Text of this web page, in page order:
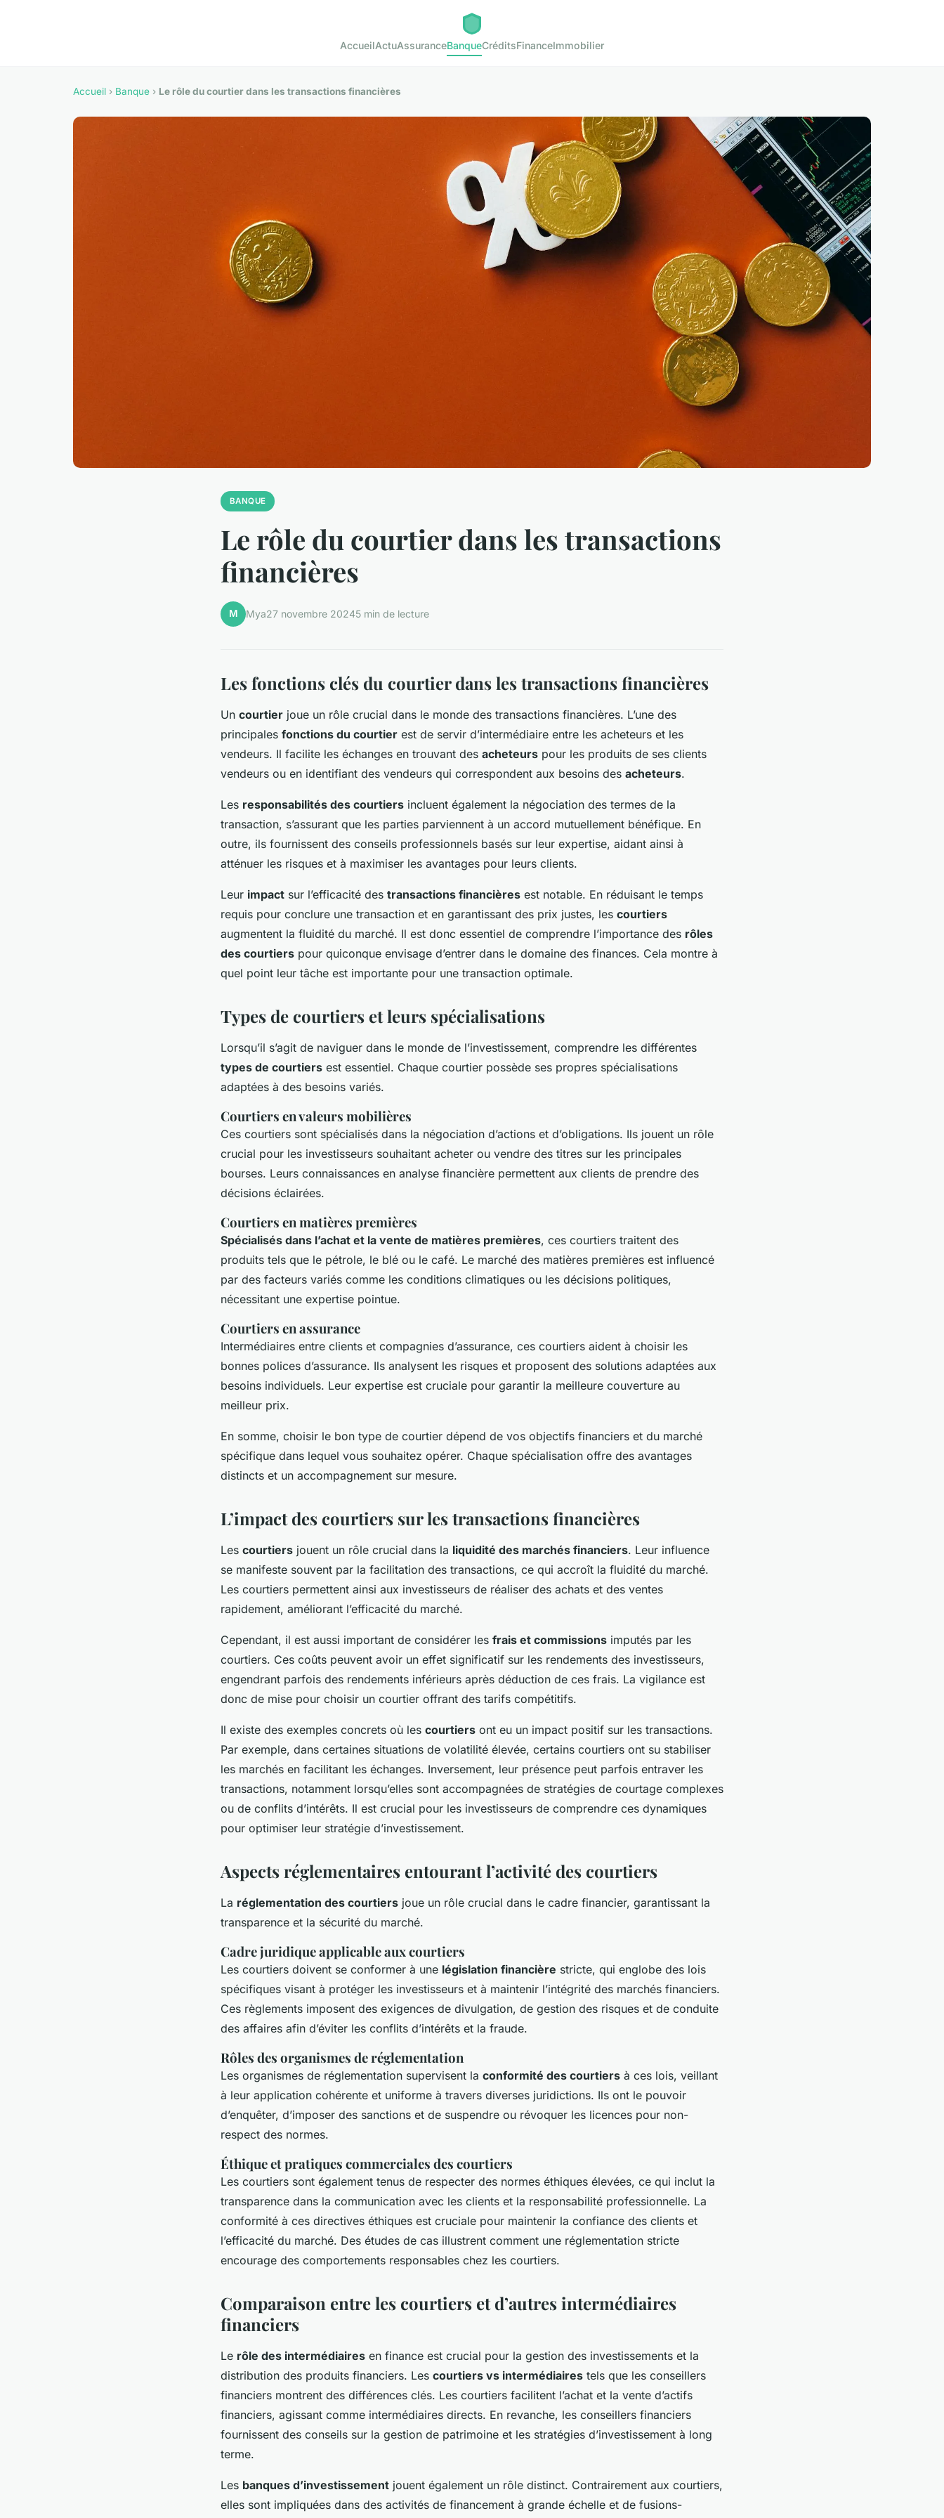
AccueilActuAssuranceBanqueCréditsFinanceImmobilier
Accueil › Banque › Le rôle du courtier dans les transactions financières
BANQUE
Le rôle du courtier dans les transactions
financières
M Mya27 novembre 20245 min de lecture
Les fonctions clés du courtier dans les transactions financières
Un courtier joue un rôle crucial dans le monde des transactions financières. L’une des
principales fonctions du courtier est de servir d’intermédiaire entre les acheteurs et les
vendeurs. Il facilite les échanges en trouvant des acheteurs pour les produits de ses clients
vendeurs ou en identifiant des vendeurs qui correspondent aux besoins des acheteurs.
Les responsabilités des courtiers incluent également la négociation des termes de la
transaction, s’assurant que les parties parviennent à un accord mutuellement bénéfique. En
outre, ils fournissent des conseils professionnels basés sur leur expertise, aidant ainsi à
atténuer les risques et à maximiser les avantages pour leurs clients.
Leur impact sur l’efficacité des transactions financières est notable. En réduisant le temps
requis pour conclure une transaction et en garantissant des prix justes, les courtiers
augmentent la fluidité du marché. Il est donc essentiel de comprendre l’importance des rôles
des courtiers pour quiconque envisage d’entrer dans le domaine des finances. Cela montre à
quel point leur tâche est importante pour une transaction optimale.
Types de courtiers et leurs spécialisations
Lorsqu’il s’agit de naviguer dans le monde de l’investissement, comprendre les différentes
types de courtiers est essentiel. Chaque courtier possède ses propres spécialisations
adaptées à des besoins variés.
Courtiers en valeurs mobilières
Ces courtiers sont spécialisés dans la négociation d’actions et d’obligations. Ils jouent un rôle
crucial pour les investisseurs souhaitant acheter ou vendre des titres sur les principales
bourses. Leurs connaissances en analyse financière permettent aux clients de prendre des
décisions éclairées.
Courtiers en matières premières
Spécialisés dans l’achat et la vente de matières premières, ces courtiers traitent des
produits tels que le pétrole, le blé ou le café. Le marché des matières premières est influencé
par des facteurs variés comme les conditions climatiques ou les décisions politiques,
nécessitant une expertise pointue.
Courtiers en assurance
Intermédiaires entre clients et compagnies d’assurance, ces courtiers aident à choisir les
bonnes polices d’assurance. Ils analysent les risques et proposent des solutions adaptées aux
besoins individuels. Leur expertise est cruciale pour garantir la meilleure couverture au
meilleur prix.
En somme, choisir le bon type de courtier dépend de vos objectifs financiers et du marché
spécifique dans lequel vous souhaitez opérer. Chaque spécialisation offre des avantages
distincts et un accompagnement sur mesure.
L’impact des courtiers sur les transactions financières
Les courtiers jouent un rôle crucial dans la liquidité des marchés financiers. Leur influence
se manifeste souvent par la facilitation des transactions, ce qui accroît la fluidité du marché.
Les courtiers permettent ainsi aux investisseurs de réaliser des achats et des ventes
rapidement, améliorant l’efficacité du marché.
Cependant, il est aussi important de considérer les frais et commissions imputés par les
courtiers. Ces coûts peuvent avoir un effet significatif sur les rendements des investisseurs,
engendrant parfois des rendements inférieurs après déduction de ces frais. La vigilance est
donc de mise pour choisir un courtier offrant des tarifs compétitifs.
Il existe des exemples concrets où les courtiers ont eu un impact positif sur les transactions.
Par exemple, dans certaines situations de volatilité élevée, certains courtiers ont su stabiliser
les marchés en facilitant les échanges. Inversement, leur présence peut parfois entraver les
transactions, notamment lorsqu’elles sont accompagnées de stratégies de courtage complexes
ou de conflits d’intérêts. Il est crucial pour les investisseurs de comprendre ces dynamiques
pour optimiser leur stratégie d’investissement.
Aspects réglementaires entourant l’activité des courtiers
La réglementation des courtiers joue un rôle crucial dans le cadre financier, garantissant la
transparence et la sécurité du marché.
Cadre juridique applicable aux courtiers
Les courtiers doivent se conformer à une législation financière stricte, qui englobe des lois
spécifiques visant à protéger les investisseurs et à maintenir l’intégrité des marchés financiers.
Ces règlements imposent des exigences de divulgation, de gestion des risques et de conduite
des affaires afin d’éviter les conflits d’intérêts et la fraude.
Rôles des organismes de réglementation
Les organismes de réglementation supervisent la conformité des courtiers à ces lois, veillant
à leur application cohérente et uniforme à travers diverses juridictions. Ils ont le pouvoir
d’enquêter, d’imposer des sanctions et de suspendre ou révoquer les licences pour non-
respect des normes.
Éthique et pratiques commerciales des courtiers
Les courtiers sont également tenus de respecter des normes éthiques élevées, ce qui inclut la
transparence dans la communication avec les clients et la responsabilité professionnelle. La
conformité à ces directives éthiques est cruciale pour maintenir la confiance des clients et
l’efficacité du marché. Des études de cas illustrent comment une réglementation stricte
encourage des comportements responsables chez les courtiers.
Comparaison entre les courtiers et d’autres intermédiaires
financiers
Le rôle des intermédiaires en finance est crucial pour la gestion des investissements et la
distribution des produits financiers. Les courtiers vs intermédiaires tels que les conseillers
financiers montrent des différences clés. Les courtiers facilitent l’achat et la vente d’actifs
financiers, agissant comme intermédiaires directs. En revanche, les conseillers financiers
fournissent des conseils sur la gestion de patrimoine et les stratégies d’investissement à long
terme.
Les banques d’investissement jouent également un rôle distinct. Contrairement aux courtiers,
elles sont impliquées dans des activités de financement à grande échelle et de fusions-